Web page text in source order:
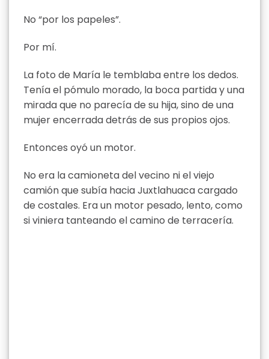
No “por los papeles”.
Por mí.
La foto de María le temblaba entre los dedos.
Tenía el pómulo morado, la boca partida y una
mirada que no parecía de su hija, sino de una
mujer encerrada detrás de sus propios ojos.
Entonces oyó un motor.
No era la camioneta del vecino ni el viejo
camión que subía hacia Juxtlahuaca cargado
de costales. Era un motor pesado, lento, como
si viniera tanteando el camino de terracería.